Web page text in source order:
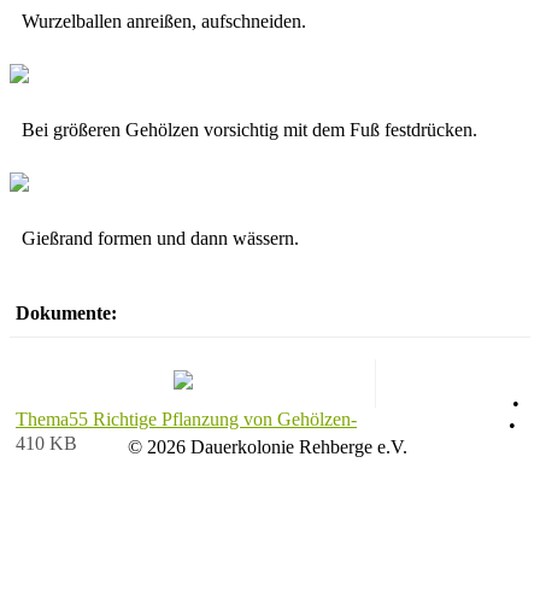
Wurzelballen anreißen, aufschneiden.
Bei größeren Gehölzen vorsichtig mit dem Fuß festdrücken.
Gießrand formen und dann wässern.
Dokumente:
Thema55 Richtige Pflanzung von Gehölzen-
410 KB
•
•
© 2026 Dauerkolonie Rehberge e.V.